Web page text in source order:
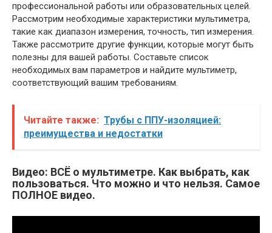
профессиональной работы или образовательных целей.
Рассмотрим необходимые характеристики мультиметра,
такие как диапазон измерения, точность, тип измерения.
Также рассмотрите другие функции, которые могут быть
полезны для вашей работы. Составьте список
необходимых вам параметров и найдите мультиметр,
соответствующий вашим требованиям.
Читайте также: Трубы с ППУ-изоляцией:
преимущества и недостатки
Видео: ВСЁ о мультиметре. Как выбрать, как
пользоваться. Что можно и что нельзя. Самое
ПОЛНОЕ видео.